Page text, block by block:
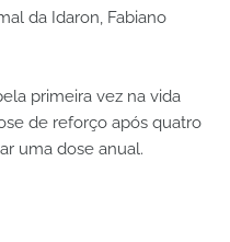
da Idaron, Fabiano
primeira vez na vida
de reforço após quatro
uma dose anual.